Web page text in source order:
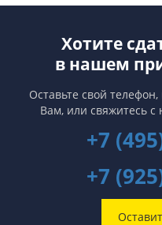
Хотите
в нашем
Оставьте свой
Вам, или свяжитесь
+7
+7